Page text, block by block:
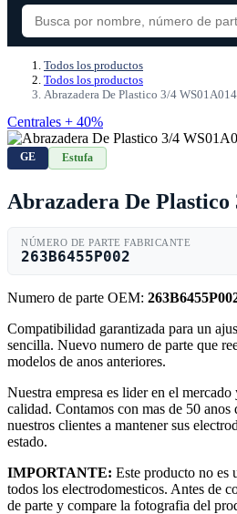
Todos los productos
Todos los productos
Abrazadera De Plastico 3/4
Centrales + 40%
GE Estufa
Abrazadera De Plastico
NÚMERO DE PARTE FABRICANTE
263B6455P002
Numero de parte OEM:
Compatibilidad garantizada para un
sencilla. Nuevo numero de parte que
modelos de anos anteriores.
Nuestra empresa es lider en el
calidad. Contamos con mas de 50 anos
nuestros clientes a mantener sus
estado.
IMPORTANTE: Este producto no es
todos los electrodomesticos. Antes de
de parte y compare la fotografia del